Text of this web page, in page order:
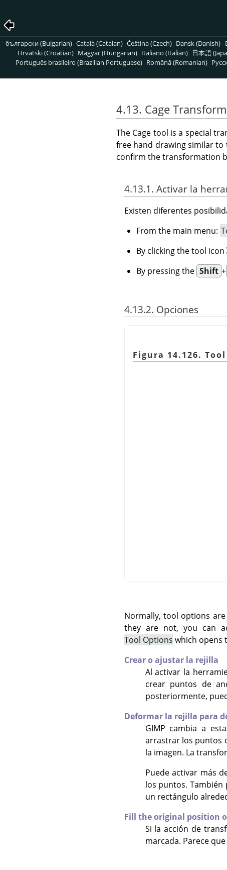
български (Bulgarian) Català (Catalan) Čeština (Czech) Dansk (Danish)
Hrvatski (Croatian) Magyar (Hungarian) Italiano (Italian) 日本語
Português brasileiro (Brazilian Portuguese) Română (Romanian)
4.13. Cage Transform
The Cage tool is a special
free hand drawing similar to
confirm the transformation
4.13.1. Activar la
Existen diferentes
From the main menu:
By clicking the tool icon
By pressing the Shift +
4.13.2. Opciones
Figura 14.126.
Normally, tool options
they are not, you can
Tool Options which opens
Crear o ajustar la rejilla
Al activar la
crear puntos de
posteriormente,
Deformar la rejilla para
GIMP cambia a
arrastrar los puntos
la imagen. La
Puede activar más
los puntos.
un rectángulo
Fill the original position
Si la acción de
marcada. Parece